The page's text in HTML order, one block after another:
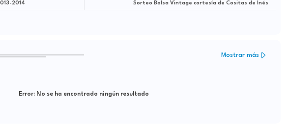
Sorteo Bolsa Vintage cortesía de Cositas de Inés
2014
Mostrar más
Error: No se ha encontrado ningún resultado